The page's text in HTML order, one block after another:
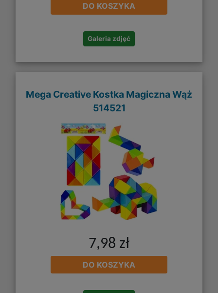
DO KOSZYKA
Galeria zdjęć
Mega Creative Kostka Magiczna Wąż
514521
7,98 zł
DO KOSZYKA